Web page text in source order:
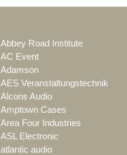
Abbey Road Institute
AC Event
Adamson
AES Veranstaltungstechnik
Alcons Audio
Amptown Cases
Area Four Industries
ASL Electronic
atlantic audio